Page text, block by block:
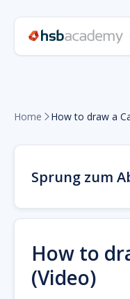
Home  How to draw a
Sprung zum
How to
(Video)